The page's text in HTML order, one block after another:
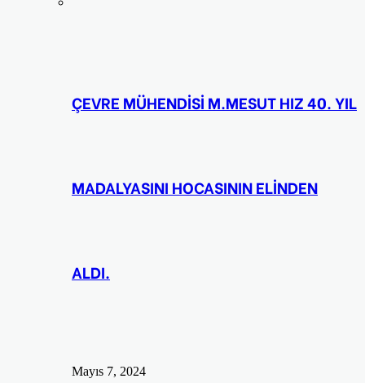
ÇEVRE MÜHENDİSİ M.MESUT HIZ 40. YIL
MADALYASINI HOCASININ ELİNDEN
ALDI.
Mayıs 7, 2024